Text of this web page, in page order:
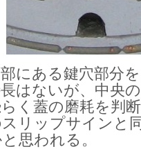
にある鍵穴部分
はないが、中央
く蓋の磨耗を判
リップサインと
思われる。